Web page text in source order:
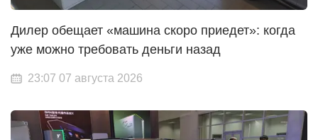
Дилер обещает «машина скоро приедет»: когда
уже можно требовать деньги назад
23:07 07 августа 2026